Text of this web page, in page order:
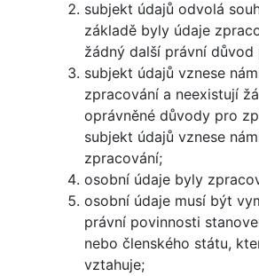
subjekt údajů odvolá
základě byly údaje
žádný další právní
subjekt údajů vznese
zpracování a neexistují
oprávněné důvody pro
subjekt údajů vznese
zpracování;
osobní údaje byly
osobní údaje musí být
právní povinnosti
nebo členského státu,
vztahuje;